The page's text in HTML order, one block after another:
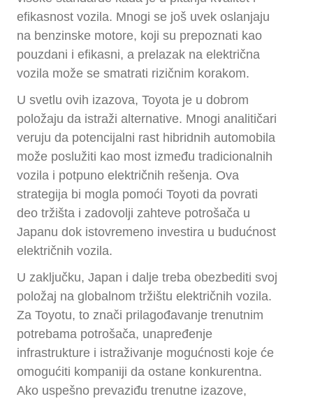
efikasnost vozila. Mnogi se još uvek oslanjaju
na benzinske motore, koji su prepoznati kao
pouzdani i efikasni, a prelazak na električna
vozila može se smatrati rizičnim korakom.
U svetlu ovih izazova, Toyota je u dobrom
položaju da istraži alternative. Mnogi analitičari
veruju da potencijalni rast hibridnih automobila
može poslužiti kao most između tradicionalnih
vozila i potpuno električnih rešenja. Ova
strategija bi mogla pomoći Toyoti da povrati
deo tržišta i zadovolji zahteve potrošača u
Japanu dok istovremeno investira u budućnost
električnih vozila.
U zaključku, Japan i dalje treba obezbediti svoj
položaj na globalnom tržištu električnih vozila.
Za Toyotu, to znači prilagođavanje trenutnim
potrebama potrošača, unapređenje
infrastrukture i istraživanje mogućnosti koje će
omogućiti kompaniji da ostane konkurentna.
Ako uspešno prevaziđu trenutne izazove,